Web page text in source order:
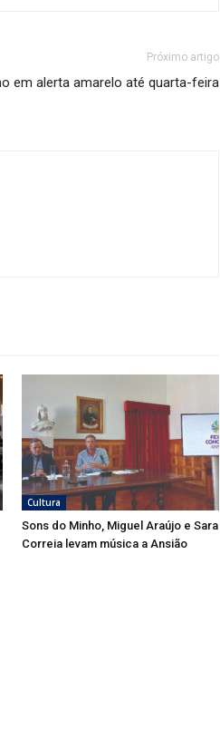
Próximo artigo
em alerta amarelo até quarta-feira
Cultura
Sons do Minho, Miguel Araújo e Sara
Correia levam música a Ansião